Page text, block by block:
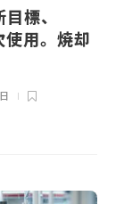
標、
用。焼却